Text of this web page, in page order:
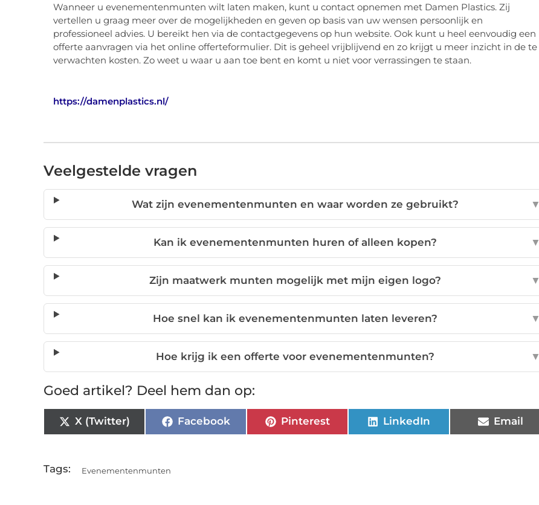
Wanneer u evenementenmunten wilt laten maken, kunt u contact opnemen met Damen Plastics. Zij
vertellen u graag meer over de mogelijkheden en geven op basis van uw wensen persoonlijk en
professioneel advies. U bereikt hen via de contactgegevens op hun website. Ook kunt u heel eenvoudig een
offerte aanvragen via het online offerteformulier. Dit is geheel vrijblijvend en zo krijgt u meer inzicht in de te
verwachten kosten. Zo weet u waar u aan toe bent en komt u niet voor verrassingen te staan.
https://damenplastics.nl/
Veelgestelde vragen
Wat zijn evenementenmunten en waar worden ze gebruikt? ▼
Kan ik evenementenmunten huren of alleen kopen? ▼
Zijn maatwerk munten mogelijk met mijn eigen logo? ▼
Hoe snel kan ik evenementenmunten laten leveren? ▼
Hoe krijg ik een offerte voor evenementenmunten? ▼
Goed artikel? Deel hem dan op:
X (Twitter) Facebook Pinterest LinkedIn Email
Tags: Evenementenmunten